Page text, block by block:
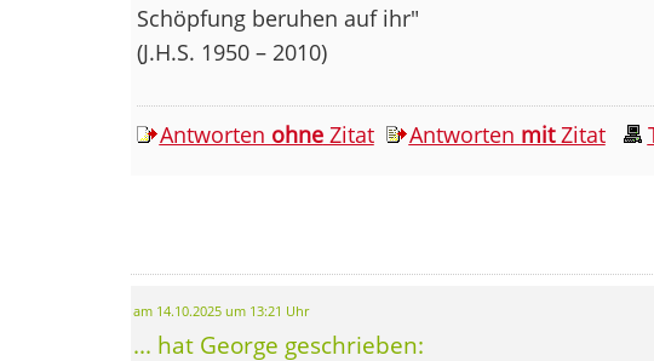
Schöpfung beruhen auf ihr"
(J.H.S. 1950 – 2010)
Antworten ohneZitat Antworten mitZitat
am 14.10.2025 um 13:21 Uhr
... hat George geschrieben: